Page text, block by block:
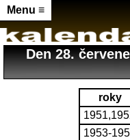
Menu ≡
Den 28.
roky
1953-